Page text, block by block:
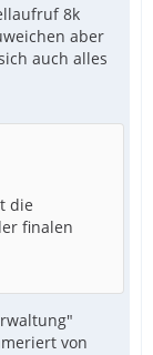
8k
aber
auch alles
die
finalen
von